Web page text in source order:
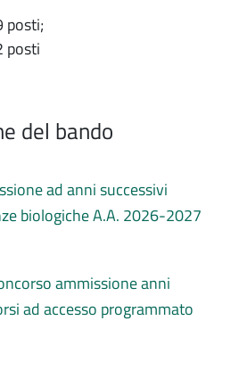
posti;
posti
del bando
ad anni successivi
biologiche A.A. 2026-2027
ammissione anni
ad accesso programmato